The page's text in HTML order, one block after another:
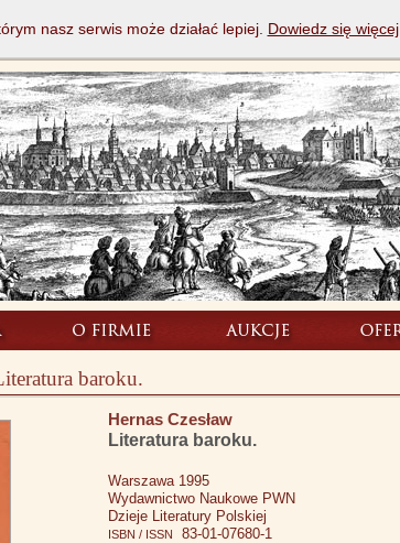
baroku.
Hernas Czesław
Literatura baroku.
Warszawa 1995
Wydawnictwo Naukowe PWN
Dzieje Literatury Polskiej
ISBN / ISSN 83-01-07680-1
nasz serwis może działać lepiej. Dowiedz się więcej